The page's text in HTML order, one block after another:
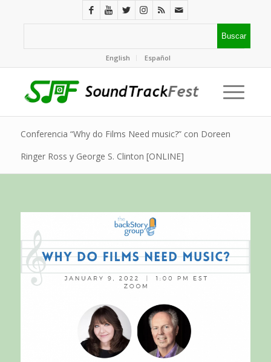
English Español
Conferencia “Why do Films Need music?” con Doreen
Ringer Ross y George S. Clinton [ONLINE]